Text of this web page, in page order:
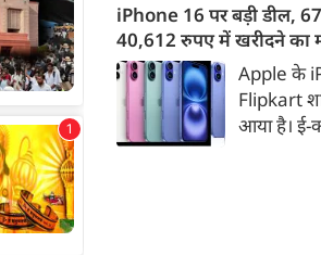
चेसिस जैसे
तो थोड़ा
समय
मशहूर इस
लगातार
iPhone 16 पर बड़ी डील,
40,612 रुपए में खरीदने का
डिस्काउंट
Apple के
Flipkart
आया है। ई-